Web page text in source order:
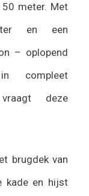
meter. Met
en een
– oplopend
compleet
deze
brugdek van
kade en hijst